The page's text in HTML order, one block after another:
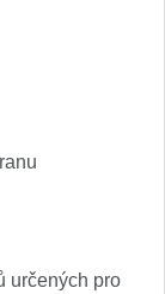
určených pro